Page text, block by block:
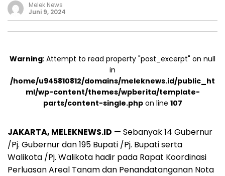
Melek News
Juni 9, 2024
Warning: Attempt to read property "post_excerpt" on null
in
/home/u945810812/domains/meleknews.id/public_ht
ml/wp-content/themes/wpberita/template-
parts/content-single.phpon line 107
JAKARTA, MELEKNEWS.ID — Sebanyak 14 Gubernur
/Pj. Gubernur dan 195 Bupati /Pj. Bupati serta
Walikota /Pj. Walikota hadir pada Rapat Koordinasi
Perluasan Areal Tanam dan Penandatanganan Nota